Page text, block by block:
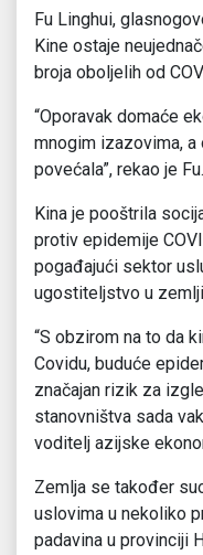
Fu Linghui,
Kine ostaje
broja oboljelih od
“Oporavak domaće
mnogim izazovima,
povećala”, rekao je Fu.
Kina je pooštrila
protiv epidemije
pogađajući sektor
ugostiteljstvo u
“S obzirom na to da
Covidu, buduće
značajan rizik za
stanovništva sada
voditelj azijske
Zemlja se također
uslovima u nekoliko
padavina u provinciji